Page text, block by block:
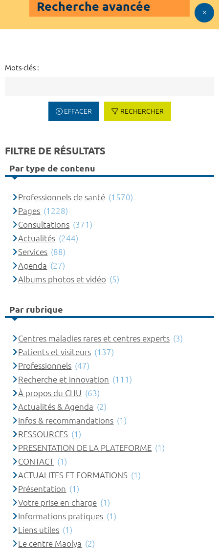
Recherche avancée
Mots-clés :
EFFACER RECHERCHER
FILTRE DE RÉSULTATS
Par type de contenu
Professionnels de santé (1570)
Pages (1228)
Consultations (371)
Actualités (244)
Services (88)
Agenda (27)
Albums photos et vidéo (5)
Par rubrique
Centres maladies rares et centres experts (3)
Patients et visiteurs (137)
Professionnels (47)
Recherche et innovation (111)
À propos du CHU (63)
Actualités & Agenda (2)
Infos & recommandations (1)
RESSOURCES (1)
PRESENTATION DE LA PLATEFORME (1)
CONTACT (1)
ACTUALITES ET FORMATIONS (1)
Présentation (1)
Votre prise en charge (1)
Informations pratiques (1)
Liens utiles (1)
Le centre Maolya (2)